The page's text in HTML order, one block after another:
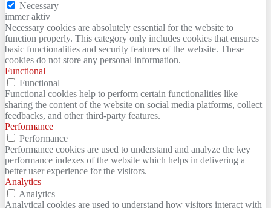
Necessary
immer aktiv
Necessary cookies are absolutely essential for the website to
function properly. This category only includes cookies that ensures
basic functionalities and security features of the website. These
cookies do not store any personal information.
Functional
Functional
Functional cookies help to perform certain functionalities like
sharing the content of the website on social media platforms, collect
feedbacks, and other third-party features.
Performance
Performance
Performance cookies are used to understand and analyze the key
performance indexes of the website which helps in delivering a
better user experience for the visitors.
Analytics
Analytics
Analytical cookies are used to understand how visitors interact with